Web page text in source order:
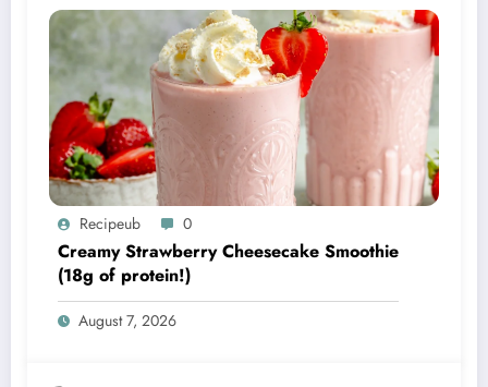
Recipeub 0
Creamy Strawberry Cheesecake Smoothie
(18g of protein!)
August 7, 2026